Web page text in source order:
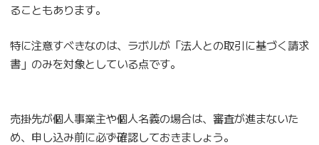
ることもあります。
特に注意すべきなのは、ラボルが「法人との取引に基づく請求
書」のみを対象としている点です。
売掛先が個人事業主や個人名義の場合は、審査が進まないた
め、申し込み前に必ず確認しておきましょう。